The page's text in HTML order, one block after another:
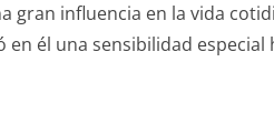
influencia en la vida
él una sensibilidad especial